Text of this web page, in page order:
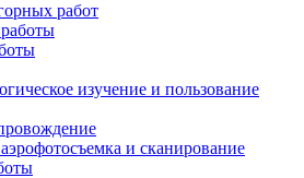
работ
изучение и пользование
и сканирование